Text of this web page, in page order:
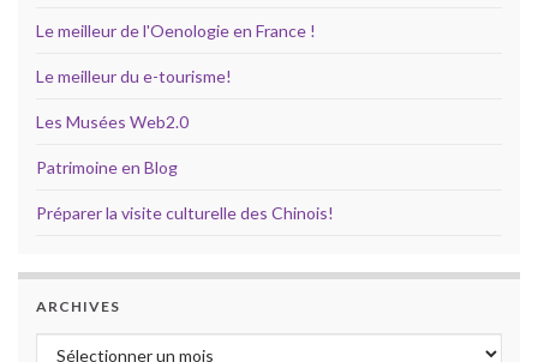
Le meilleur de l'Oenologie en France !
Le meilleur du e-tourisme!
Les Musées Web2.0
Patrimoine en Blog
Préparer la visite culturelle des Chinois!
ARCHIVES
Archives